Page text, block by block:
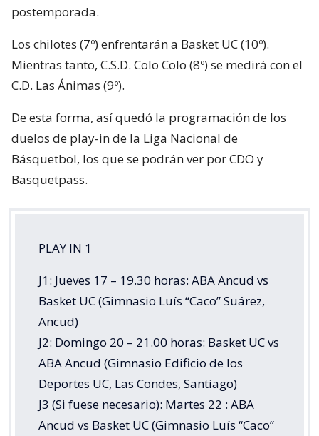
postemporada.
Los chilotes (7º) enfrentarán a Basket UC (10º).
Mientras tanto, C.S.D. Colo Colo (8º) se medirá con el
C.D. Las Ánimas (9º).
De esta forma, así quedó la programación de los
duelos de play-in de la Liga Nacional de
Básquetbol, los que se podrán ver por CDO y
Basquetpass.
PLAY IN 1
J1: Jueves 17 – 19.30 horas: ABA Ancud vs
Basket UC (Gimnasio Luís “Caco” Suárez,
Ancud)
J2: Domingo 20 – 21.00 horas: Basket UC vs
ABA Ancud (Gimnasio Edificio de los
Deportes UC, Las Condes, Santiago)
J3 (Si fuese necesario): Martes 22 : ABA
Ancud vs Basket UC (Gimnasio Luís “Caco”